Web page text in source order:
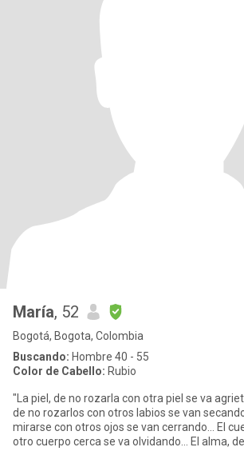
María, 52
Bogotá, Bogota, Colombia
Buscando: Hombre 40 - 55
Color de Cabello: Rubio
"La piel, de no rozarla con otra piel se va
de no rozarlos con otros labios se van
mirarse con otros ojos se van cerrando... El
otro cuerpo cerca se va olvidando... El alma, de